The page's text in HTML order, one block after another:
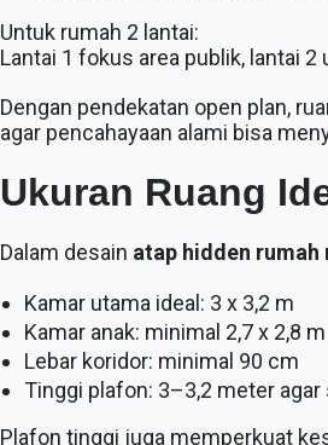
Untuk rumah 2 lantai:
Lantai 1 fokus area publik, lantai
Dengan pendekatan open plan,
agar pencahayaan alami bisa
Ukuran Ruang
Dalam desain atap hidden rumah
Kamar utama ideal: 3 x 3,2 m
Kamar anak: minimal 2,7 x 2,8 m
Lebar koridor: minimal 90 cm
Tinggi plafon: 3–3,2 meter
Plafon tinggi juga memperkuat